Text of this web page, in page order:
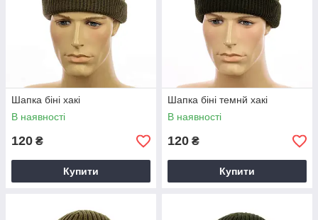
Шапка біні хакі
В наявності
120 ₴
Купити
Шапка біні темнй хакі
В наявності
120 ₴
Купити